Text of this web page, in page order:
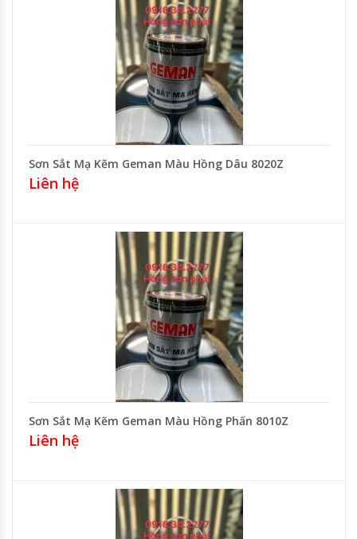
Sơn Sắt Mạ Kẽm Geman Màu Hồng Dâu 8020Z
Liên hệ
Sơn Sắt Mạ Kẽm Geman Màu Hồng Phấn 8010Z
Liên hệ